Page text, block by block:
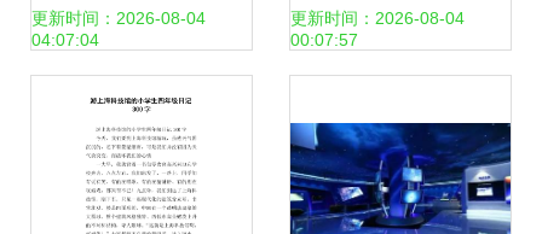
造潮玩“IP梦工厂”
更新时间：2026-08-04
04:07:04
必选，国服守约黑
更新时间：2026-08-04
00:07:57